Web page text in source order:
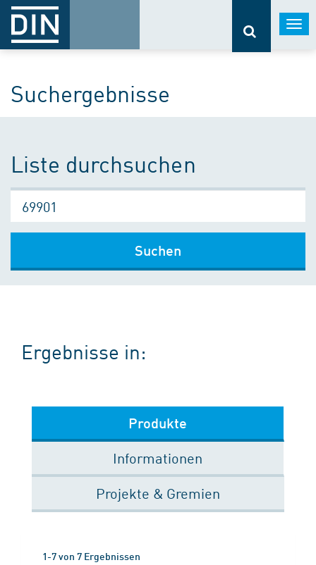
Suchergebnisse
Liste durchsuchen
Suchen
Ergebnisse in:
Produkte
Informationen
Projekte & Gremien
1-7 von 7 Ergebnissen